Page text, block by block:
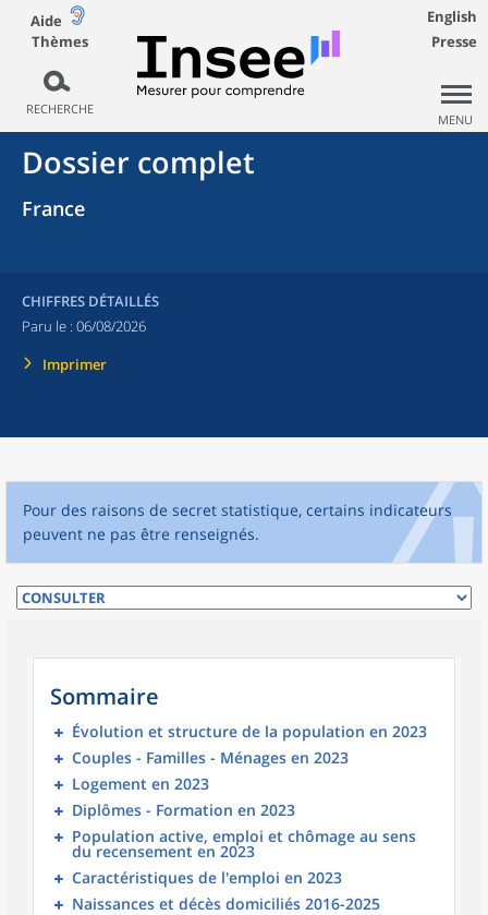
Aide
Thèmes
RECHERCHE
English
Presse
MENU
Dossier complet
France
CHIFFRES DÉTAILLÉS
Paru le : 06/08/2026
Imprimer
Pour des raisons de secret statistique, certains indicateurs
peuvent ne pas être renseignés.
Sommaire
Évolution et structure de la population en 2023
Couples - Familles - Ménages en 2023
Logement en 2023
Diplômes - Formation en 2023
Population active, emploi et chômage au sens
du recensement en 2023
Caractéristiques de l'emploi en 2023
Naissances et décès domiciliés 2016-2025